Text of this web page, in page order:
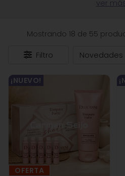
ver
Mostrando 18 de 55
Filtro
OFERTA
¡NUEVO!